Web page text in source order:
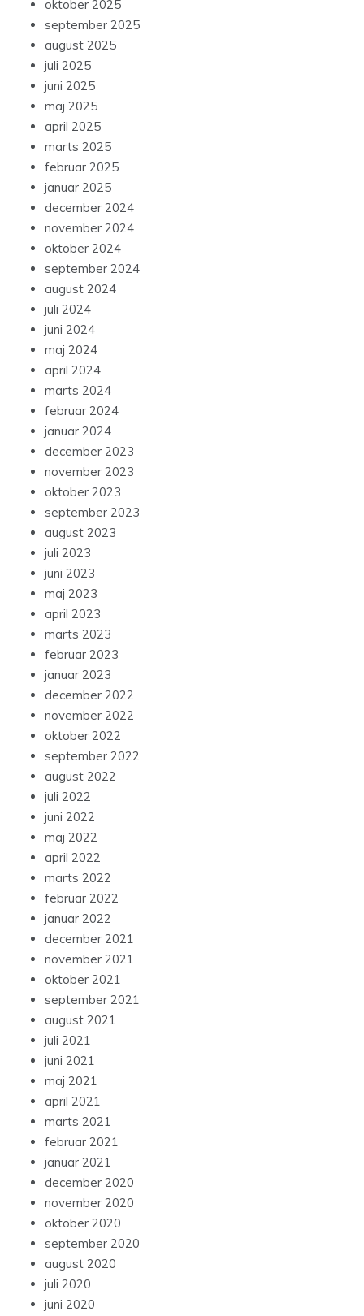
oktober 2025
september 2025
august 2025
juli 2025
juni 2025
maj 2025
april 2025
marts 2025
februar 2025
januar 2025
december 2024
november 2024
oktober 2024
september 2024
august 2024
juli 2024
juni 2024
maj 2024
april 2024
marts 2024
februar 2024
januar 2024
december 2023
november 2023
oktober 2023
september 2023
august 2023
juli 2023
juni 2023
maj 2023
april 2023
marts 2023
februar 2023
januar 2023
december 2022
november 2022
oktober 2022
september 2022
august 2022
juli 2022
juni 2022
maj 2022
april 2022
marts 2022
februar 2022
januar 2022
december 2021
november 2021
oktober 2021
september 2021
august 2021
juli 2021
juni 2021
maj 2021
april 2021
marts 2021
februar 2021
januar 2021
december 2020
november 2020
oktober 2020
september 2020
august 2020
juli 2020
juni 2020